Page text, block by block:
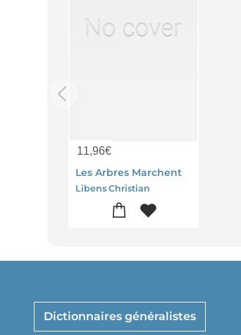
11,96€
Les Arbres Marchent
Libens Christian
Dictionnaires généralistes